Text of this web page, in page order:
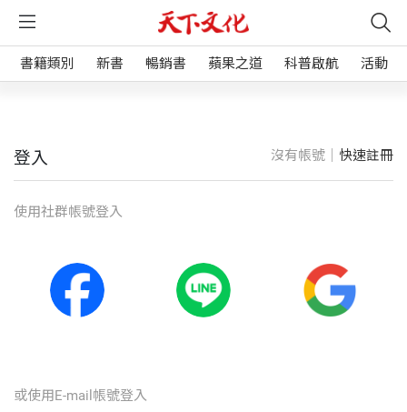
書籍類別 新書 暢銷書 蘋果之道 科普啟航 活動
登入 沒有帳號｜ 快速註冊
使⽤社群帳號登入
或使⽤E-mail帳號登入